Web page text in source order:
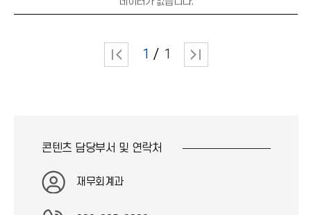
1 1
콘텐츠 담당부서 및 연락처
재무회계과